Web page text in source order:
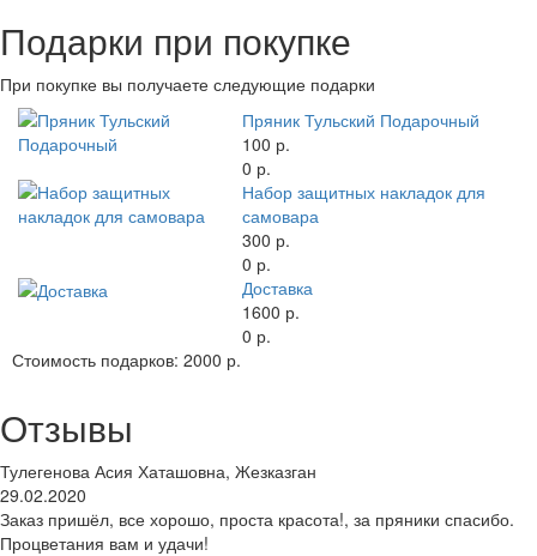
Подарки при покупке
При покупке вы получаете следующие подарки
Пряник Тульский Подарочный
100 р.
0 р.
Набор защитных накладок для
самовара
300 р.
0 р.
Доставка
1600 р.
0 р.
Стоимость подарков: 2000 р.
Отзывы
Тулегенова Асия Хаташовна, Жезказган
29.02.2020
Заказ пришёл, все хорошо, проста красота!, за пряники спасибо.
Процветания вам и удачи!